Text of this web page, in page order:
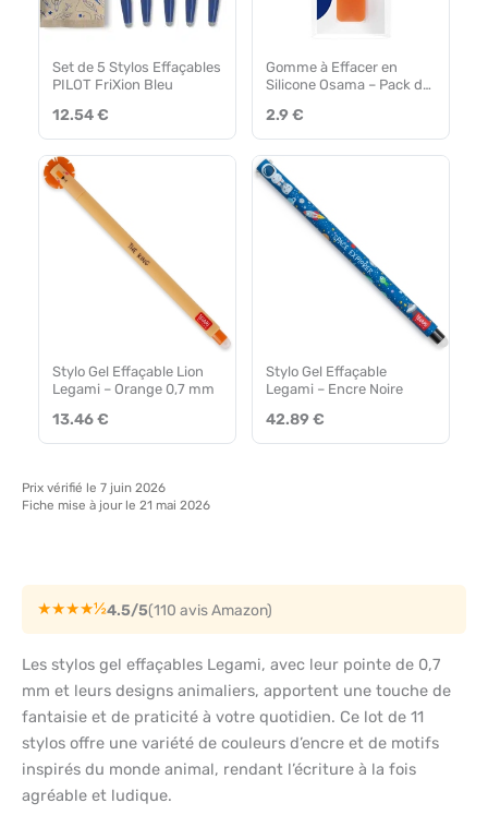
Set de 5 Stylos Effaçables
PILOT FriXion Bleu
12.54 €
Gomme à Effacer en
Silicone Osama – Pack de
2.9 €
Stylo Gel Effaçable Lion
Legami – Orange 0,7 mm
13.46 €
Stylo Gel Effaçable
Legami – Encre Noire
42.89 €
Prix vérifié le 7 juin 2026
Fiche mise à jour le 21 mai 2026
★★★★½4.5/5(110 avis Amazon)
Les stylos gel effaçables Legami, avec leur pointe de 0,7
mm et leurs designs animaliers, apportent une touche de
fantaisie et de praticité à votre quotidien. Ce lot de 11
stylos offre une variété de couleurs d’encre et de motifs
inspirés du monde animal, rendant l’écriture à la fois
agréable et ludique.